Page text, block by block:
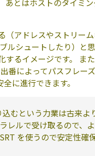
あとはホストのタイミ
アドレスやストリー
ルシュートしたり）と
るイメージです。 ま
番によってパスフレー
に進行できます。
むという力業は古来よ
レルで受け取るので、
を使うので安定性確